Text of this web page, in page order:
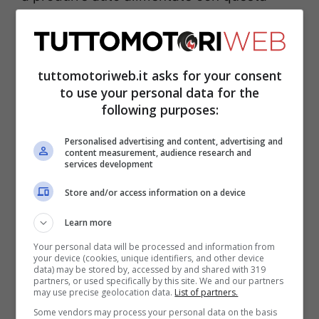
Renault ha preso una decisione forte e
che potrebbe segnare in definitiva il
destino delle auto a gasolio, eliminando
dalla gamma una delle sue auto più amate.
Andiamo a scoprire di quale si tratta ed il
motivo che c’è dietro ad una scelta tanto
drastica quanto prevedibile.
Diesel, la Renault saluta
per sempre la Clio a
gasolio
tuttomotoriweb.it asks for your consent
to use your personal data for the
following purposes:
Personalised advertising and content, advertising and
content measurement, audience research and
services development
Store and/or access information on a device
Learn more
Your personal data will be processed and information from
your device (cookies, unique identifiers, and other device
data) may be stored by, accessed by and shared with 319
partners, or used specifically by this site. We and our partners
may use precise geolocation data. List of partners.
Some vendors may process your personal data on the basis